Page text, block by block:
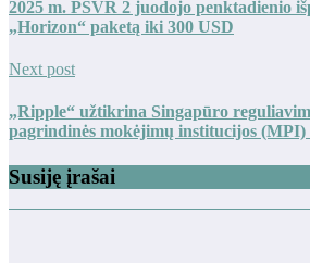
2025 m. PSVR 2 juodojo penktadienio
„Horizon“ paketą iki 300 USD
Next post
„Ripple“ užtikrina Singapūro
pagrindinės mokėjimų institucijos (MPI)
Susiję įrašai